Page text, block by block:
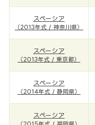
スペーシア
（2013年式 / 神奈川県）
スペーシア
（2013年式 / 東京都）
スペーシア
（2014年式 / 静岡県）
スペーシア